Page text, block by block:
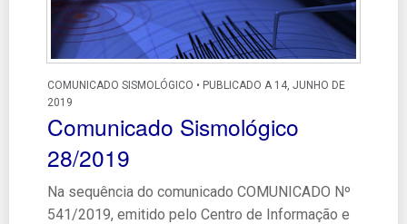
COMUNICADO SISMOLÓGICO • PUBLICADO A 14, JUNHO DE
2019
Comunicado Sismológico
28/2019
Na sequência do comunicado COMUNICADO Nº
541/2019, emitido pelo Centro de Informação e